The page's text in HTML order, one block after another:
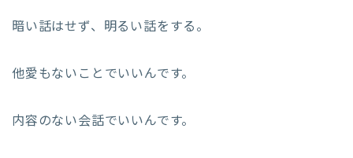
暗い話はせず、明るい話をする。
他愛もないことでいいんです。
内容のない会話でいいんです。